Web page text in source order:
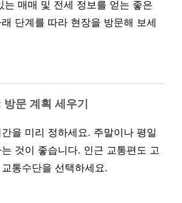
는 매매 및 전세 정보를 얻는 좋은
단계를 따라 현장을 방문해 보세
문 계획 세우기
을 미리 정하세요. 주말이나 평일
것이 좋습니다. 인근 교통편도 고
통수단을 선택하세요.